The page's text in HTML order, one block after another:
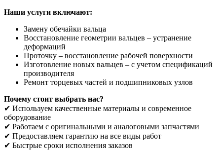
Наши услуги включают:
Замену обечайки вальца
Восстановление геометрии вальцев – устранение
деформаций
Проточку – восстановление рабочей поверхности
Изготовление новых вальцев – с учетом спецификаций
производителя
Ремонт торцевых частей и подшипниковых узлов
Почему стоит выбрать нас?
✔ Используем качественные материалы и современное
оборудование
✔ Работаем с оригинальными и аналоговыми запчастями
✔ Предоставляем гарантию на все виды работ
✔ Быстрые сроки исполнения заказов